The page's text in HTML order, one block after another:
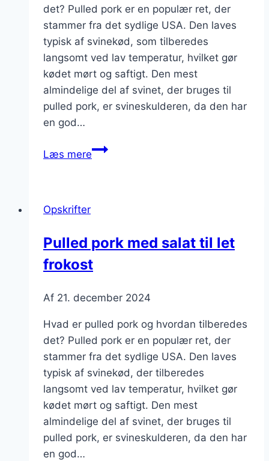
det? Pulled pork er en populær ret, der
stammer fra det sydlige USA. Den laves
typisk af svinekød, som tilberedes
langsomt ved lav temperatur, hvilket gør
kødet mørt og saftigt. Den mest
almindelige del af svinet, der bruges til
pulled pork, er svineskulderen, da den har
en god…
Læs merePulled
aften
Opskrifter
Pulled pork med salat til let
frokost
Af 21. december 2024
Hvad er pulled pork og hvordan tilberedes
det? Pulled pork er en populær ret, der
stammer fra det sydlige USA. Den laves
typisk af svinekød, der tilberedes
langsomt ved lav temperatur, hvilket gør
kødet mørt og saftigt. Den mest
almindelige del af svinet, der bruges til
pulled pork, er svineskulderen, da den har
en god…